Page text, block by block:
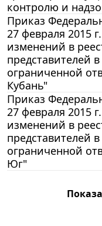
контролю и
Приказ
27 февраля 2015
изменений в
представителей
ограниченной
Кубань"
Приказ
27 февраля 2015
изменений в
представителей
ограниченной
Юг"